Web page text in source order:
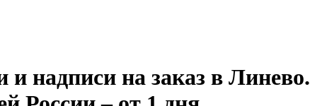
надписи на заказ в Линево.